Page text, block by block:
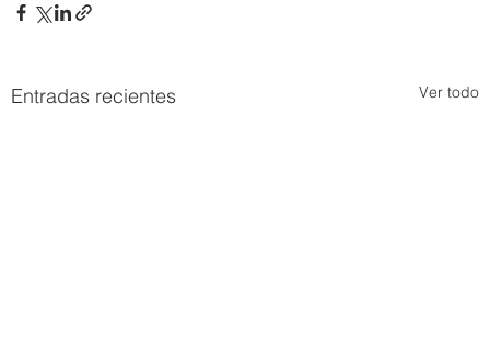
Entradas recientes Ver todo